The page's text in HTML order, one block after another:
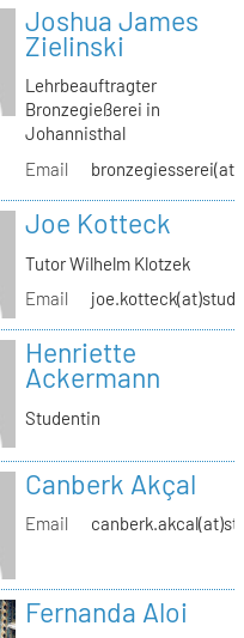
Joshua James
Zielinski
Lehrbeauftragter
Bronzegießerei in
Johannisthal
Email
Joe Kotteck
Tutor Wilhelm Klotzek
Email
Henriette
Ackermann
Studentin
Canberk Akçal
Email
Fernanda Aloi